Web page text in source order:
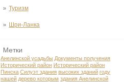
Туризм
Шри-Ланка
Метки
Анелинской усадьбы Документы получения
Исторический район Исторический район
Пинска Силуэт здания высоких зданий году
нашей дерево которым здания Анелинской